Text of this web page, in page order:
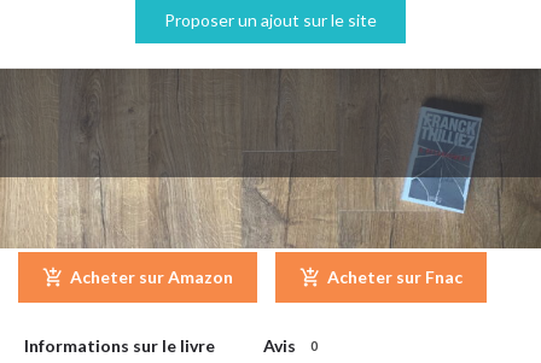
Proposer un ajout sur le site
A retardement - Franck Thilliez
Acheter sur Amazon Acheter sur Fnac
Informations sur le livre Avis 0